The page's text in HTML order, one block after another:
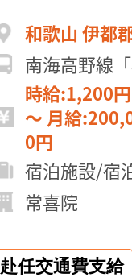
和歌山 伊都
南海高野線
時給:1,200円 ～ 日給
～ 月給:200,000円 ～ 300,00
0円
宿泊施設/宿
常喜院
赴任交通費支給